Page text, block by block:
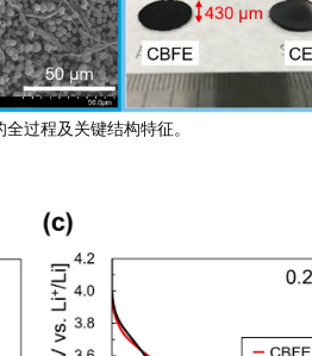
过程及关键结构特征。